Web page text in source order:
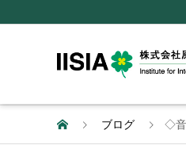
ブログ ◇音